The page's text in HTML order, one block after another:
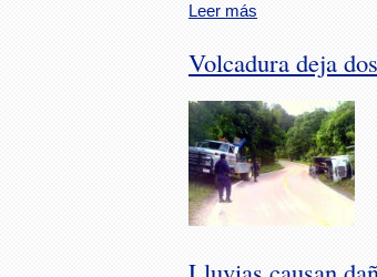
Leer más
Volcadura deja